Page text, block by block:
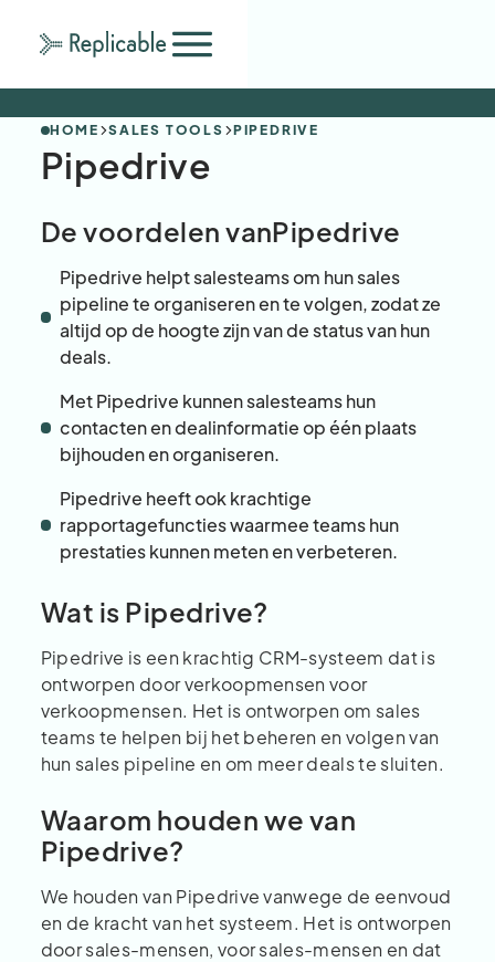
HOME SALES TOOLS PIPEDRIVE
Pipedrive
De voordelen vanPipedrive
Pipedrive helpt salesteams om hun sales
pipeline te organiseren en te volgen, zodat ze
altijd op de hoogte zijn van de status van hun
deals.
Met Pipedrive kunnen salesteams hun
contacten en dealinformatie op één plaats
bijhouden en organiseren.
Pipedrive heeft ook krachtige
rapportagefuncties waarmee teams hun
prestaties kunnen meten en verbeteren.
Wat is Pipedrive?
Pipedrive is een krachtig CRM-systeem dat is
ontworpen door verkoopmensen voor
verkoopmensen. Het is ontworpen om sales
teams te helpen bij het beheren en volgen van
hun sales pipeline en om meer deals te sluiten.
Waarom houden we van
Pipedrive?
We houden van Pipedrive vanwege de eenvoud
en de kracht van het systeem. Het is ontworpen
door sales-mensen, voor sales-mensen en dat